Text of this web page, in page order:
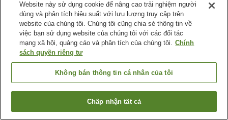
Tiện nghi chỗ nghỉ
Bãi đỗ xe
Xông hơi
Thân thiện với thú cưng
Trang chủ Nhật Bản
Tìm phòng trống
Website này sử dụng cookie để nâng cao trải nghiệm người
dùng và phân tích hiệu suất với lưu lượng truy cập trên
website của chúng tôi. Chúng tôi cũng chia sẻ thông tin về
việc bạn sử dụng website của chúng tôi với các đối tác
mạng xã hội, quảng cáo và phân tích của chúng tôi. Chính
sách quyền riêng tư
Không bán thông tin cá nhân của tôi
Chấp nhận tất cả